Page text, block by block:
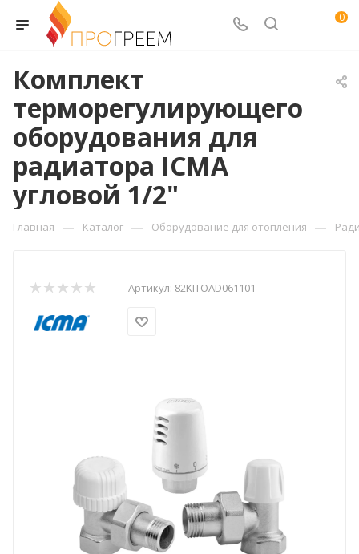
0
Комплект
терморегулирующего
оборудования для
радиатора ICMA
угловой 1/2"
Главная — Каталог — Оборудование для отопления —
Артикул: 82KITOAD061101